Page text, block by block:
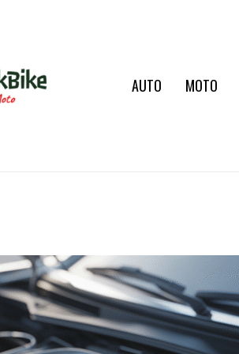
AUTO MOTO